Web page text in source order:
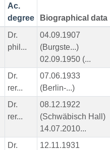
Ac.
degree
Biographical data
Dr.
phil...
04.09.1907
(Burgste...)
02.09.1950 (...
Dr.
rer...
07.06.1933
(Berlin-...)
Dr.
rer...
08.12.1922
(Schwäbisch Hall)
14.07.2010...
Dr.
12.11.1931